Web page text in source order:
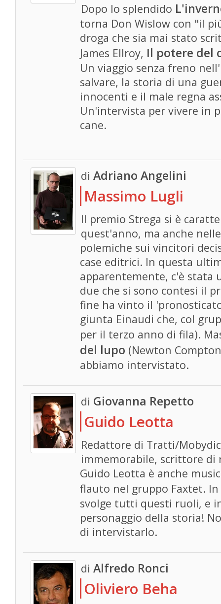
Dopo lo splendido
torna Don Wislow con "il
droga che sia mai stato
James Ellroy, Il potere del
Un viaggio senza freno
salvare, la storia di una
innocenti e il male regna
Un'intervista per vivere in
cane.
di Adriano Angelini
Massimo Lugli
Il premio Strega si è
quest'anno, ma anche
polemiche sui vincitori
case editrici. In questa
apparentemente, c'è stata
due che si sono contesi il
fine ha vinto il
giunta Einaudi che, col
per il terzo anno di fila).
del lupo (Newton
abbiamo intervistato.
di Giovanna Repetto
Guido Leotta
Redattore di Tratti/
immemorabile, scrittore di
Guido Leotta è anche
flauto nel gruppo Faxtet. In
svolge tutti questi ruoli, e
personaggio della storia!
di intervistarlo.
di Alfredo Ronci
Oliviero Beha